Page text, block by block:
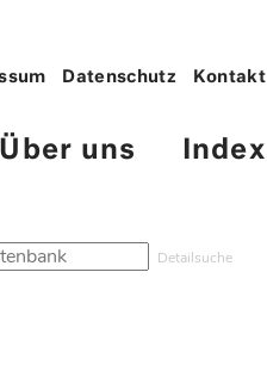
Über uns Index
Datenschutz Kontakt
Detailsuche